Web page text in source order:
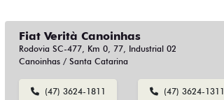
Fiat Verità Canoinhas
Rodovia SC-477, Km 0, 77, Industrial 02
Canoinhas / Santa Catarina
(47) 3624-1811 (47) 3624-1311